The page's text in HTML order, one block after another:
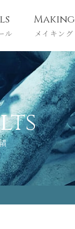
ル
Making
メイキング
lts